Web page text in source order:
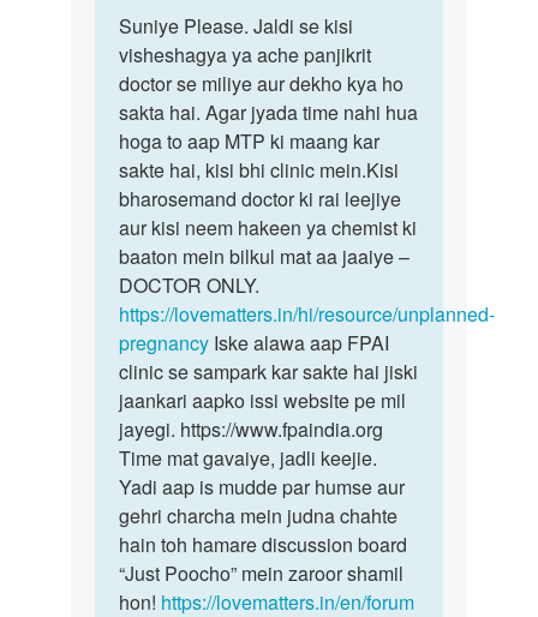
to
Mene
apni
gf
ko
2
din
full
by
nik.
Suniye
Please.
Jaldi
se
kisi
Suniye Please. Jaldi se kisi
visheshagya ya ache panjikrit
doctor se miliye aur dekho kya ho
sakta hai. Agar jyada time nahi hua
hoga to aap MTP ki maang kar
sakte hai, kisi bhi clinic mein.Kisi
bharosemand doctor ki rai leejiye
aur kisi neem hakeen ya chemist ki
baaton mein bilkul mat aa jaaiye –
DOCTOR ONLY.
https://lovematters.in/hi/resource/unplanned-
pregnancy Iske alawa aap FPAI
clinic se sampark kar sakte hai jiski
jaankari aapko issi website pe mil
jayegi. https://www.fpaindia.org
Time mat gavaiye, jadli keejie.
Yadi aap is mudde par humse aur
gehri charcha mein judna chahte
hain toh hamare discussion board
“Just Poocho” mein zaroor shamil
hon! https://lovematters.in/en/forum